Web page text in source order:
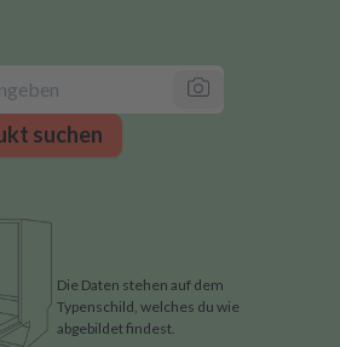
suchen
Die Daten stehen auf dem
Typenschild, welches du wie
abgebildet findest.